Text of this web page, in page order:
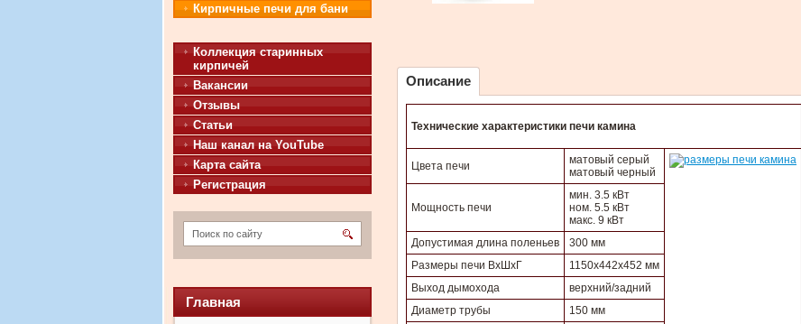
Кирпичные печи для бани
Коллекция старинных
кирпичей
Вакансии
Отзывы
Статьи
Наш канал на YouTube
Карта сайта
Регистрация
Главная
Описание
Технические характеристики печи камина
Цвета печи
матовый серый
матовый черный
Мощность печи
мин. 3.5 кВт
ном. 5.5 кВт
макс. 9 кВт
Допустимая длина поленьев
300 мм
Размеры печи ВхШхГ
1150х442х452 мм
Выход дымохода
верхний/задний
Диаметр трубы
150 мм